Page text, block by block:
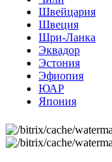
Швейцария
Швеция
Шри-Ланка
Эквадор
Эстония
Эфиопия
ЮАР
Япония